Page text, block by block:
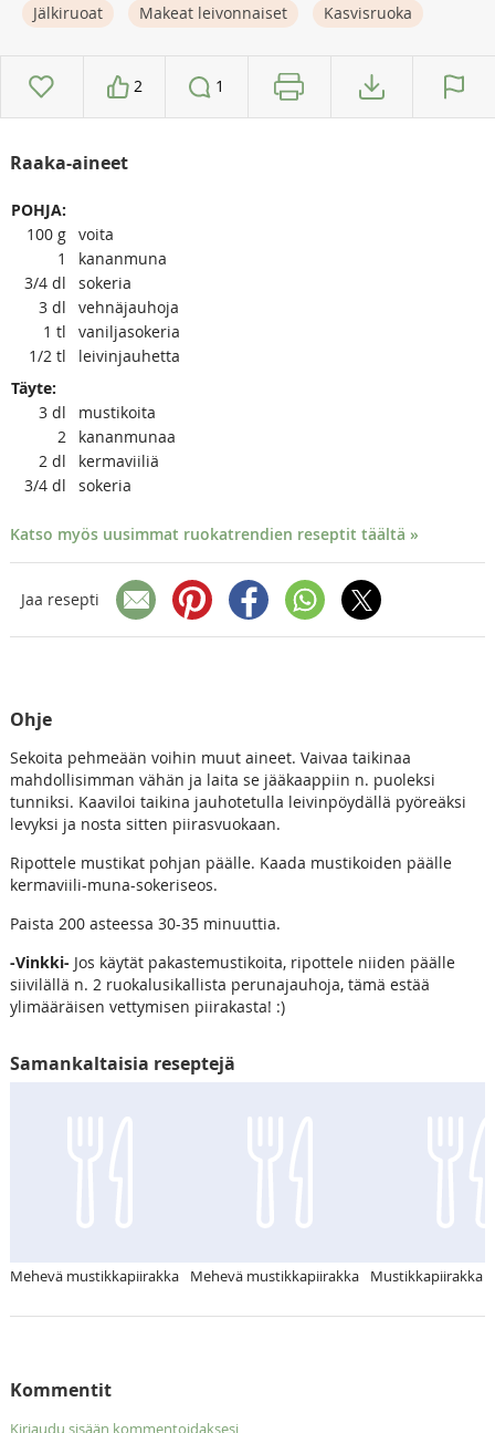
Jälkiruoat Makeat leivonnaiset Kasvisruoka
2 1
Raaka-aineet
POHJA:
100 g voita
1
kananmuna
3/4 dl
sokeria
3 dl
vehnäjauhoja
1 tl
vaniljasokeria
1/2 tl
leivinjauhetta
Täyte:
3 dl
mustikoita
2
kananmunaa
2 dl
kermaviiliä
3/4 dl sokeria
Katso myös uusimmat ruokatrendien reseptit täältä »
Jaa resepti
Ohje
Sekoita pehmeään voihin muut aineet. Vaivaa taikinaa
mahdollisimman vähän ja laita se jääkaappiin n. puoleksi
tunniksi. Kaaviloi taikina jauhotetulla leivinpöydällä pyöreäksi
levyksi ja nosta sitten piirasvuokaan.
Ripottele mustikat pohjan päälle. Kaada mustikoiden päälle
kermaviili-muna-sokeriseos.
Paista 200 asteessa 30-35 minuuttia.
-Vinkki- Jos käytät pakastemustikoita, ripottele niiden päälle
siivilällä n. 2 ruokalusikallista perunajauhoja, tämä estää
ylimääräisen vettymisen piirakasta! :)
Samankaltaisia reseptejä
Mehevä mustikkapiirakka Mehevä mustikkapiirakka Mustikkapiirakka
Kommentit
Kirjaudu sisään kommentoidaksesi